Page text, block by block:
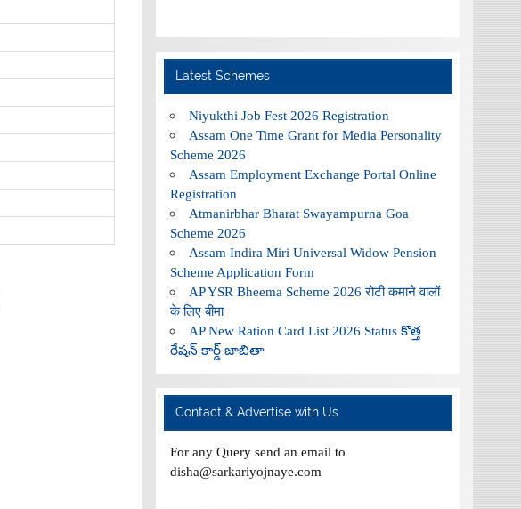
Latest Schemes
Niyukthi Job Fest 2026 Registration
Assam One Time Grant for Media Personality
Scheme 2026
Assam Employment Exchange Portal Online
Registration
Atmanirbhar Bharat Swayampurna Goa
Scheme 2026
Assam Indira Miri Universal Widow Pension
Scheme Application Form
AP YSR Bheema Scheme 2026 रोटी कमाने वालों
के लिए बीमा
AP New Ration Card List 2026 Status కొత్త
రేషన్ కార్డ్ జాబితా
Contact & Advertise with Us
For any Query send an email to
disha@sarkariyojnaye.com